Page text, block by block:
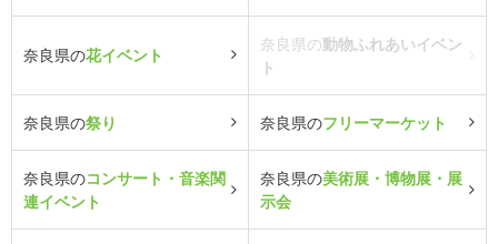
奈良県の花イベント
奈良県の動物ふれあいイベン
ト
奈良県の祭り 奈良県のフリーマーケット
奈良県のコンサート・音楽関
連イベント
奈良県の美術展・博物展・展
示会